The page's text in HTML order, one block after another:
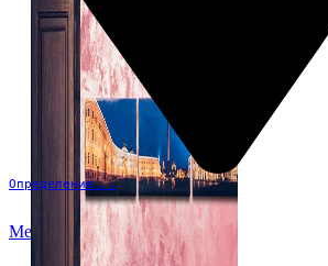
Определение...
Меню